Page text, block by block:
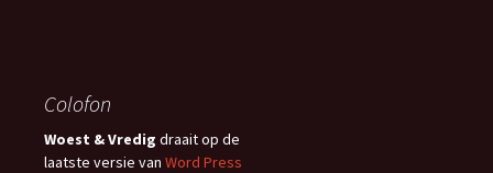
Colofon
Woest & Vredig draait op de
laatste versie van Word Press